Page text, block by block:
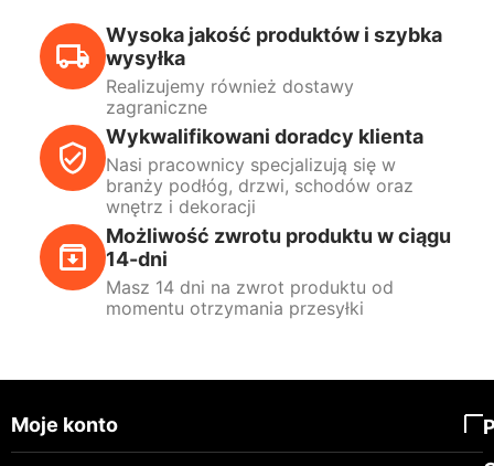
Wysoka jakość produktów i szybka
wysyłka
Realizujemy również dostawy
zagraniczne
Wykwalifikowani doradcy klienta
Nasi pracownicy specjalizują się w
branży podłóg, drzwi, schodów oraz
wnętrz i dekoracji
Możliwość zwrotu produktu w ciągu
14-dni
Masz 14 dni na zwrot produktu od
momentu otrzymania przesyłki
Moje konto